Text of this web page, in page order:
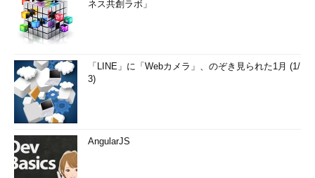
ネス共創ラボ」
「LINE」に「Webカメラ」、のぞき見られた1月 (1/
3)
AngularJS